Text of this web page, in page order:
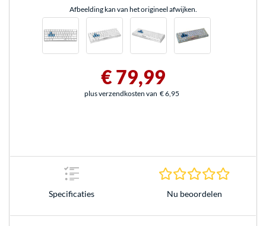
Afbeelding kan van het origineel afwijken.
€ 79,99
plus verzendkosten van € 6,95
Specificaties Nu beoordelen